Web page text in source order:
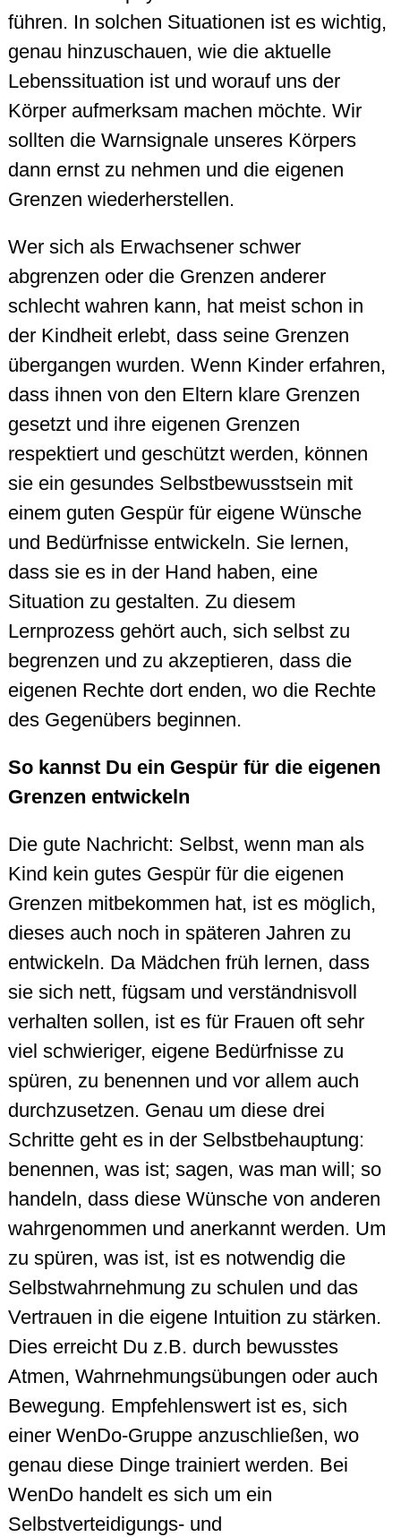
führen. In solchen Situationen ist es wichtig,
genau hinzuschauen, wie die aktuelle
Lebenssituation ist und worauf uns der
Körper aufmerksam machen möchte. Wir
sollten die Warnsignale unseres Körpers
dann ernst zu nehmen und die eigenen
Grenzen wiederherstellen.
Wer sich als Erwachsener schwer
abgrenzen oder die Grenzen anderer
schlecht wahren kann, hat meist schon in
der Kindheit erlebt, dass seine Grenzen
übergangen wurden. Wenn Kinder erfahren,
dass ihnen von den Eltern klare Grenzen
gesetzt und ihre eigenen Grenzen
respektiert und geschützt werden, können
sie ein gesundes Selbstbewusstsein mit
einem guten Gespür für eigene Wünsche
und Bedürfnisse entwickeln. Sie lernen,
dass sie es in der Hand haben, eine
Situation zu gestalten. Zu diesem
Lernprozess gehört auch, sich selbst zu
begrenzen und zu akzeptieren, dass die
eigenen Rechte dort enden, wo die Rechte
des Gegenübers beginnen.
So kannst Du ein Gespür für die eigenen
Grenzen entwickeln
Die gute Nachricht: Selbst, wenn man als
Kind kein gutes Gespür für die eigenen
Grenzen mitbekommen hat, ist es möglich,
dieses auch noch in späteren Jahren zu
entwickeln. Da Mädchen früh lernen, dass
sie sich nett, fügsam und verständnisvoll
verhalten sollen, ist es für Frauen oft sehr
viel schwieriger, eigene Bedürfnisse zu
spüren, zu benennen und vor allem auch
durchzusetzen. Genau um diese drei
Schritte geht es in der Selbstbehauptung:
benennen, was ist; sagen, was man will; so
handeln, dass diese Wünsche von anderen
wahrgenommen und anerkannt werden. Um
zu spüren, was ist, ist es notwendig die
Selbstwahrnehmung zu schulen und das
Vertrauen in die eigene Intuition zu stärken.
Dies erreicht Du z.B. durch bewusstes
Atmen, Wahrnehmungsübungen oder auch
Bewegung. Empfehlenswert ist es, sich
einer WenDo-Gruppe anzuschließen, wo
genau diese Dinge trainiert werden. Bei
WenDo handelt es sich um ein
Selbstverteidigungs- und